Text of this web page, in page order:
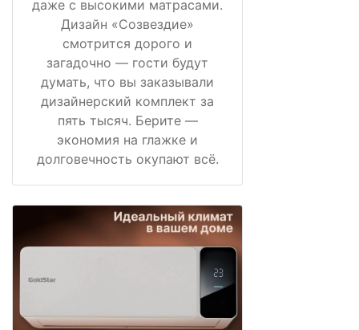
даже с высокими матрасами.
Дизайн «Созвездие»
смотрится дорого и
загадочно — гости будут
думать, что вы заказывали
дизайнерский комплект за
пять тысяч. Берите —
экономия на глажке и
долговечность окупают всё.